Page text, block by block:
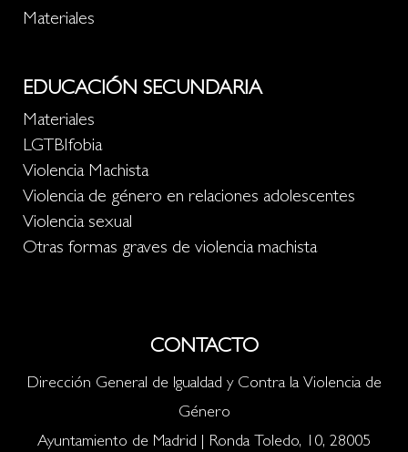
Materiales
EDUCACIÓN SECUNDARIA
Materiales
LGTBIfobia
Violencia Machista
Violencia de género en relaciones adolescentes
Violencia sexual
Otras formas graves de violencia machista
CONTACTO
Dirección General de Igualdad y Contra la Violencia de
Género
Ayuntamiento de Madrid | Ronda Toledo, 10, 28005